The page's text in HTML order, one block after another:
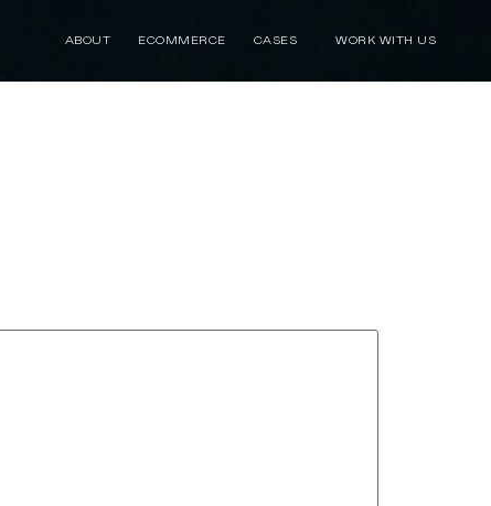
ABOUT ECOMMERCE CASES WORK WITH US